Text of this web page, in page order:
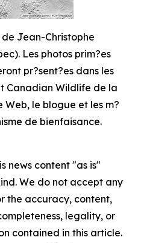
Jean-Christophe
Les photos prim?es
pr?sent?es dans les
Canadian Wildlife de la
Web, le blogue et les m?
de bienfaisance.
news content "as is"
We do not accept any
the accuracy, content,
legality, or
contained in this article.